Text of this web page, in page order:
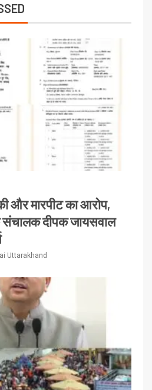
और मारपीट का आरोप,
संचालक दीपक जायसवाल
Uttarakhand